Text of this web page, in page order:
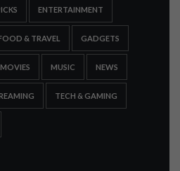
ENTERTAINMENT
& TRAVEL GADGETS
MOVIES MUSIC NEWS
TECH & GAMING